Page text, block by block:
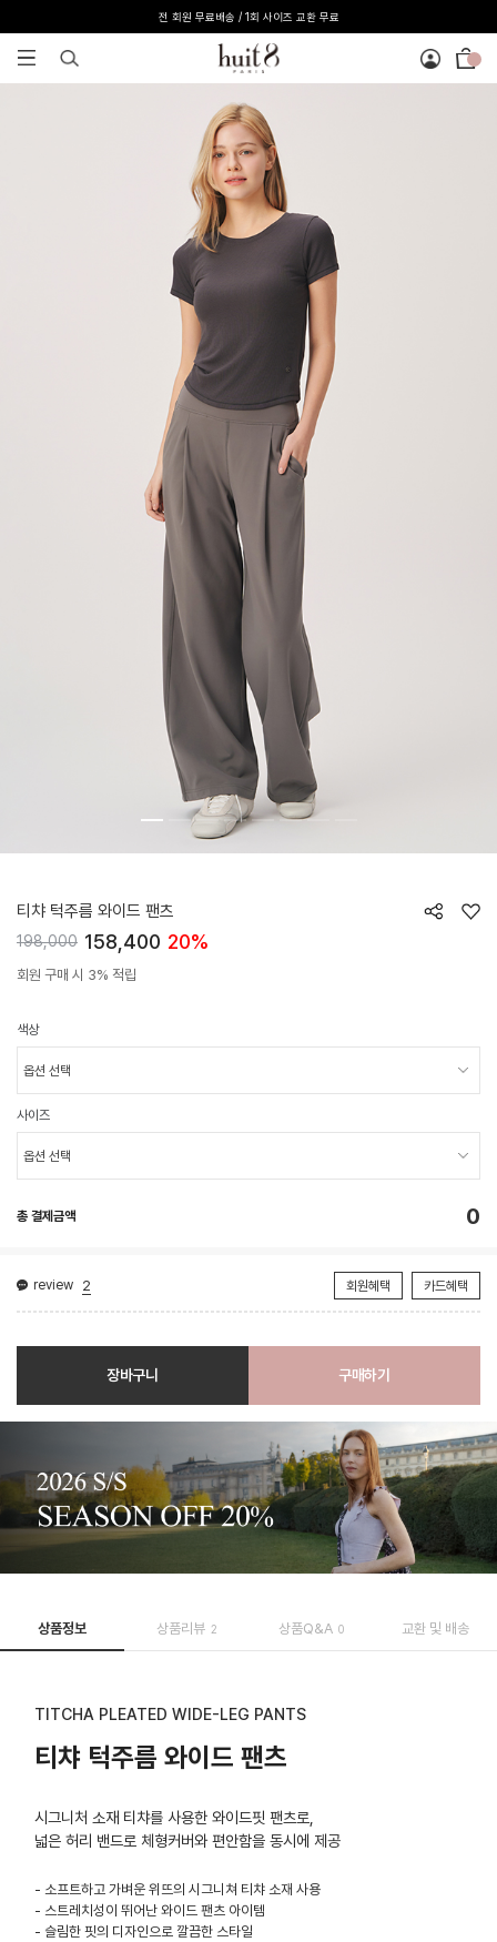
[온라인 익스클루시브] 온라인 회원 단독 40%
티챠 턱주름 와이드 팬츠
198,000 158,400 20%
회원 구매 시 3% 적립
색상
사이즈
총 결제금액 0
review 2 회원혜택 카드혜택
장바구니 구매하기
상품정보 상품리뷰 2 상품Q&A 0 교환 및 배송
TITCHA PLEATED WIDE-LEG PANTS
티챠 턱주름 와이드 팬츠
시그니처 소재 티챠를 사용한 와이드핏 팬츠로,
넓은 허리 밴드로 체형커버와 편안함을 동시에 제공
- 소프트하고 가벼운 위뜨의 시그니쳐 티챠 소재 사용
- 스트레치성이 뛰어난 와이드 팬츠 아이템
- 슬림한 핏의 디자인으로 깔끔한 스타일